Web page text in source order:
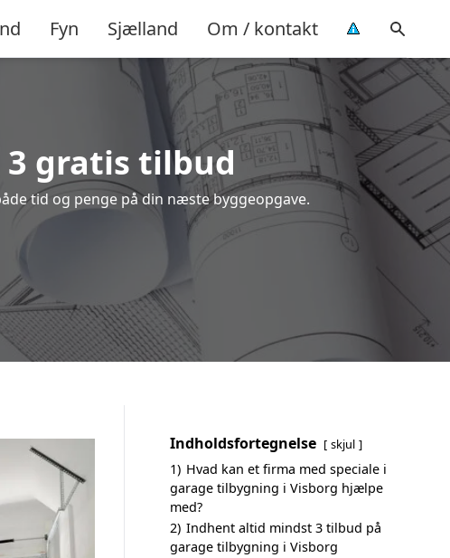
Fyn Sjælland Om / kontakt
3 gratis tilbud
tid og penge på din næste byggeopgave.
Indholdsfortegnelse skjul
1) Hvad kan et firma med speciale i
garage tilbygning i Visborg hjælpe
med?
2) Indhent altid mindst 3 tilbud på
garage tilbygning i Visborg